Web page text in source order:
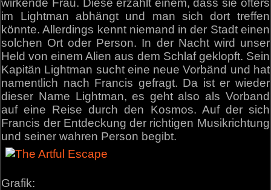
wirkende Frau. Diese erzählt einem, dass sie öfters
im Lightman abhängt und man sich dort treffen
könnte. Allerdings kennt niemand in der Stadt einen
solchen Ort oder Person. In der Nacht wird unser
Held von einem Alien aus dem Schlaf geklopft. Sein
Kapitän Lightman sucht eine neue Vorbänd und hat
namentlich nach Francis gefragt. Da ist er wieder
dieser Name Lightman, es geht also als Vorband
auf eine Reise durch den Kosmos. Auf der sich
Francis der Entdeckung der richtigen Musikrichtung
und seiner wahren Person begibt.
Grafik: